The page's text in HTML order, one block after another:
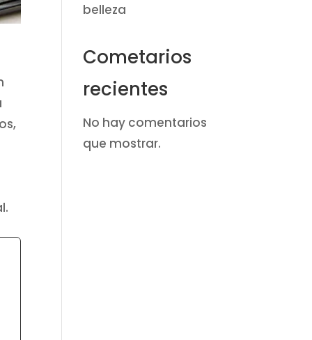
belleza
Cometarios
recientes
No hay comentarios
que mostrar.